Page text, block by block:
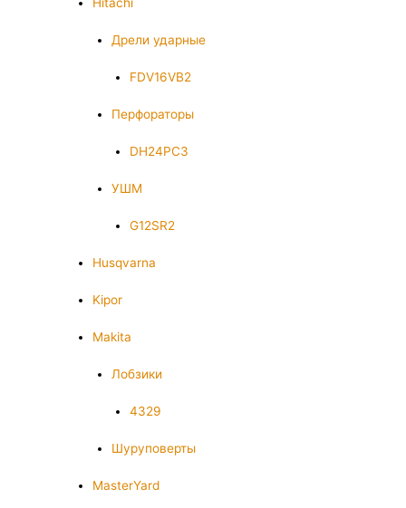
Hitachi
Дрели ударные
FDV16VB2
Перфораторы
DH24PC3
УШМ
G12SR2
Husqvarna
Kipor
Makita
Лобзики
4329
Шуруповерты
MasterYard